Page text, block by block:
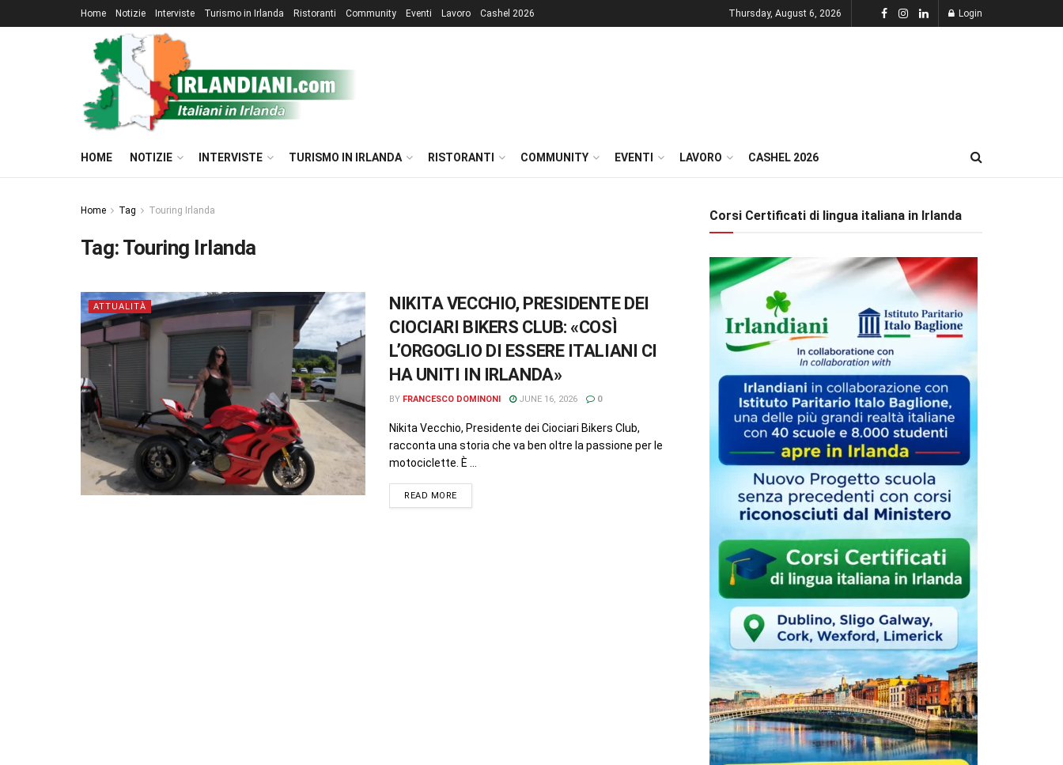
Home Notizie Interviste Turismo in Irlanda Ristoranti Community Eventi Lavoro Cashel 2026 Thursday, August 6, 2026 Login
HOME NOTIZIE INTERVISTE TURISMO IN IRLANDA RISTORANTI COMMUNITY EVENTI LAVORO CASHEL 2026
Home Tag Touring Irlanda
Tag: Touring Irlanda
ATTUALITÀ
NIKITA VECCHIO, PRESIDENTE DEI
CIOCIARI BIKERS CLUB: «COSÌ
L’ORGOGLIO DI ESSERE ITALIANI CI
HA UNITI IN IRLANDA»
BY FRANCESCO DOMINONI JUNE 16, 2026 0
Nikita Vecchio, Presidente dei Ciociari Bikers Club,
racconta una storia che va ben oltre la passione per le
motociclette. È ...
READ MORE
Corsi Certificati di lingua italiana in Irlanda